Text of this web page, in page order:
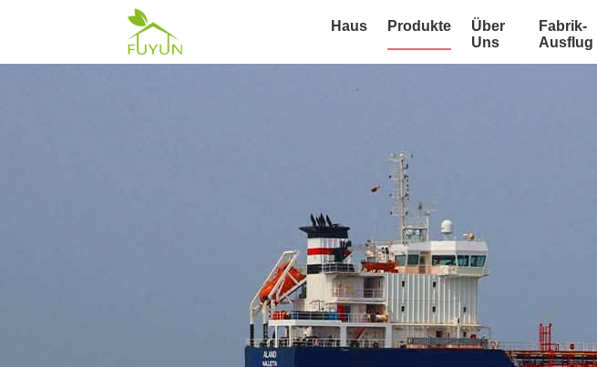
Haus Produkte
Über
Uns
Fabrik-
Ausflug